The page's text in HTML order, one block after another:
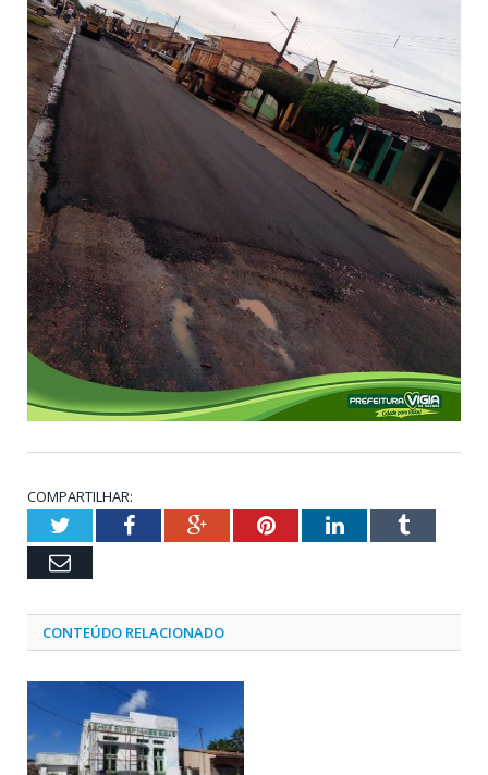
COMPARTILHAR:
TwitterFacebookGoogle+PinterestLinkedInTumblr
Email
CONTEÚDO RELACIONADO